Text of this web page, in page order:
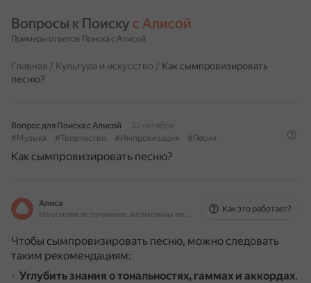
Вопросы к Поиску с Алисой
Примеры ответов Поиска с Алисой
Главная / Культура и искусство / Как сымпровизировать
песню?
Вопрос для Поиска с Алисой
22 октября
#Музыка
#Творчество #Импровизация #Песни
Как сымпровизировать песню?
Алиса
На основе источников, возможны неточности
Как это работает?
Чтобы сымпровизировать песню, можно следовать
таким рекомендациям:
Углубить знания о тональностях, гаммах и аккордах.